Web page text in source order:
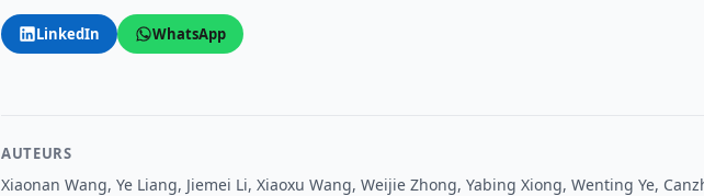
LinkedIn WhatsApp
AUTEURS
Xiaonan Wang, Ye Liang, Jiemei Li, Xiaoxu Wang, Weijie Zhong, Yabing Xiong, Wenting Ye,